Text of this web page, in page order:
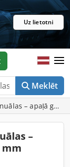
Uz lietotni
Meklēt
– apaļā
–
mm